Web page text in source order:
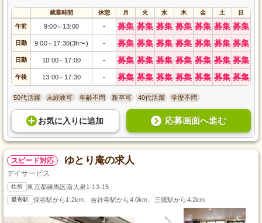
就業時間 休憩 月 火 水 木 金 土 日
午前 9:00～ 13:00 - 募集 募集 募集 募集 募集 募集 募集
日勤 9:00～ 17:30(3h〜) - 募集 募集 募集 募集 募集 募集 募集
日勤 10:00～ 17:00 - 募集 募集 募集 募集 募集 募集 募集
午後 13:00～ 17:30 - 募集 募集 募集 募集 募集 募集 募集
50代活躍 未経験可 年齢不問 新卒可 40代活躍 学歴不問
お気に入り に追加 応募画面へ進む
スピード対応 ゆとり庵の求人
デイサービス
住所 東京都練馬区南大泉1-13-15
最寄駅 保谷駅から1.2km、吉祥寺駅から4.0km、三鷹駅から4.2km